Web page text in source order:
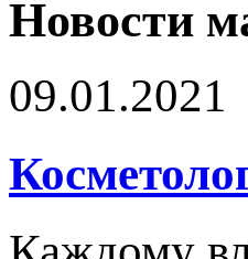
Новости
09.01.2021